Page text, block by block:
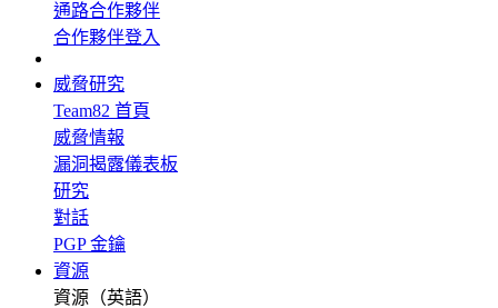
通路合作夥伴
合作夥伴登入
威脅研究
Team82 首頁
威脅情報
漏洞揭露儀表板
研究
對話
PGP 金鑰
資源
資源（英語）